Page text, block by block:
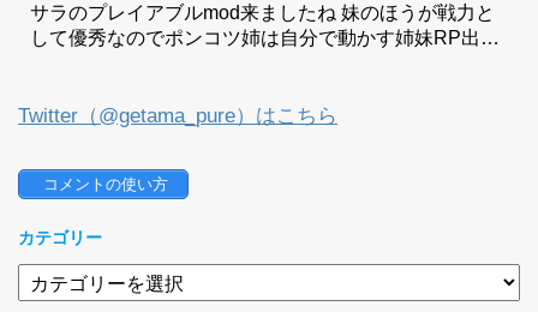
サラのプレイアブルmod来ましたね 妹のほうが戦力と
して優秀なのでポンコツ姉は自分で動かす姉妹RP出…
Twitter（@getama_pure）はこちら
コメントの使い方
カテゴリー
テ